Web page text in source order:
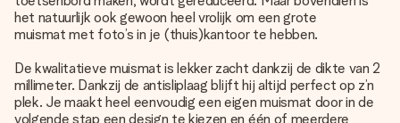
het natuurlijk ook gewoon heel vrolijk om een grote
muismat met foto’s in je (thuis)kantoor te hebben.
De kwalitatieve muismat is lekker zacht dankzij de dikte van 2
millimeter. Dankzij de antisliplaag blijft hij altijd perfect op z’n
plek. Je maakt heel eenvoudig een eigen muismat door in de
volgende stap een design te kiezen en één of meerdere